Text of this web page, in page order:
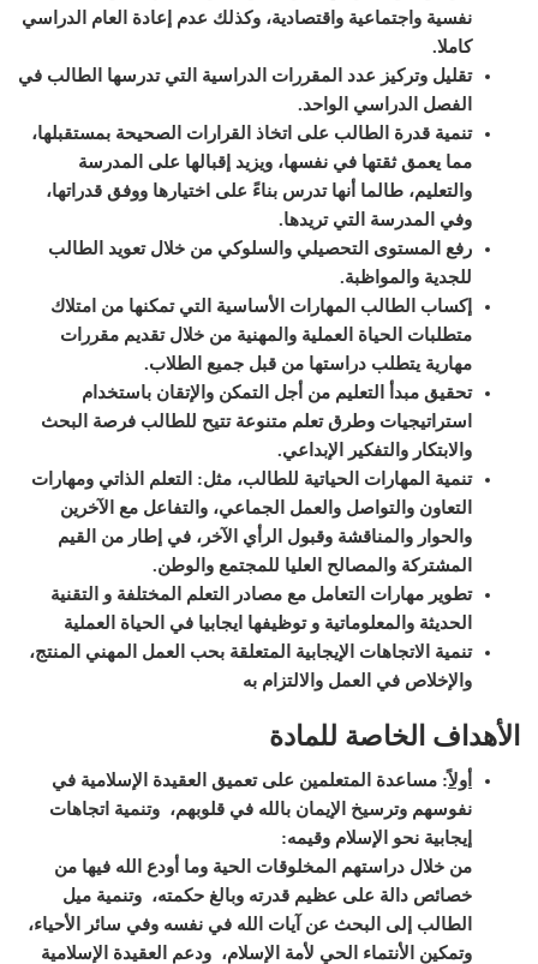
نفسية واجتماعية واقتصادية، وكذلك عدم إعادة العام الدراسي
كاملا.
تقليل وتركيز عدد المقررات الدراسية التي تدرسها الطالب في
الفصل الدراسي الواحد.
تنمية قدرة الطالب على اتخاذ القرارات الصحيحة بمستقبلها،
مما يعمق ثقتها في نفسها، ويزيد إقبالها على المدرسة
والتعليم، طالما أنها تدرس بناءً على اختيارها ووفق قدراتها،
وفي المدرسة التي تريدها.
رفع المستوى التحصيلي والسلوكي من خلال تعويد الطالب
للجدية والمواظبة.
إكساب الطالب المهارات الأساسية التي تمكنها من امتلاك
متطلبات الحياة العملية والمهنية من خلال تقديم مقررات
مهارية يتطلب دراستها من قبل جميع الطلاب.
تحقيق مبدأ التعليم من أجل التمكن والإتقان باستخدام
استراتيجيات وطرق تعلم متنوعة تتيح للطالب فرصة البحث
والابتكار والتفكير الإبداعي.
تنمية المهارات الحياتية للطالب، مثل: التعلم الذاتي ومهارات
التعاون والتواصل والعمل الجماعي، والتفاعل مع الآخرين
والحوار والمناقشة وقبول الرأي الآخر، في إطار من القيم
المشتركة والمصالح العليا للمجتمع والوطن.
تطوير مهارات التعامل مع مصادر التعلم المختلفة و التقنية
الحديثة والمعلوماتية و توظيفها ايجابيا في الحياة العملية
تنمية الاتجاهات الإيجابية المتعلقة بحب العمل المهني المنتج،
والإخلاص في العمل والالتزام به
الأهداف الخاصة للمادة
أولاً: مساعدة المتعلمين على تعميق العقيدة الإسلامية في
نفوسهم وترسيخ الإيمان بالله في قلوبهم، وتنمية اتجاهات
إيجابية نحو الإسلام وقيمه:
من خلال دراستهم المخلوقات الحية وما أودع الله فيها من
خصائص دالة على عظيم قدرته وبالغ حكمته، وتنمية ميل
الطالب إلى البحث عن آيات الله في نفسه وفي سائر الأحياء،
وتمكين الأنتماء الحي لأمة الإسلام، ودعم العقيدة الإسلامية